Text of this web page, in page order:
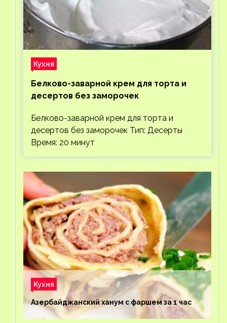
Кухня
Белково-заварной крем для торта и
десертов без заморочек
Белково-заварной крем для торта и
десертов без заморочек Тип: Десерты
Время: 20 минут
Кухня
Азербайджанский ханум с фаршем за 1 час